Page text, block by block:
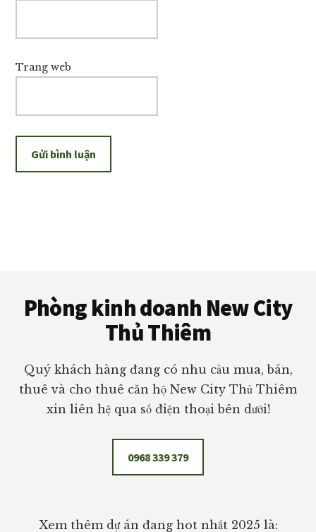
Trang web
Phòng kinh doanh New City
Thủ Thiêm
Quý khách hàng đang có nhu cầu mua, bán,
thuê và cho thuê căn hộ New City Thủ Thiêm
xin liên hệ qua số điện thoại bên dưới!
0968 339 379
Xem thêm dự án đang hot nhất 2025 là: